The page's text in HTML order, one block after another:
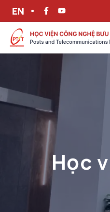
EN
Học